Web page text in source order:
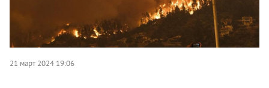
21 март 2024 19:06